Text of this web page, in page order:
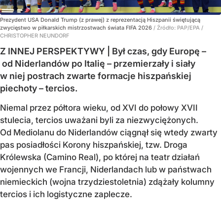
Prezydent USA Donald Trump (z prawej) z reprezentacją Hiszpanii świętującą
zwycięstwo w piłkarskich mistrzostwach świata FIFA 2026 / Źródło: PAP/EPA /
CHRISTOPHER NEUNDORF
Z INNEJ PERSPEKTYWY | Był czas, gdy Europę –
od Niderlandów po Italię – przemierzały i siały
w niej postrach zwarte formacje hiszpańskiej
piechoty – tercios.
Niemal przez półtora wieku, od XVI do połowy XVII
stulecia, tercios uważani byli za niezwyciężonych.
Od Mediolanu do Niderlandów ciągnął się wtedy zwarty
pas posiadłości Korony hiszpańskiej, tzw. Droga
Królewska (Camino Real), po której na teatr działań
wojennych we Francji, Niderlandach lub w państwach
niemieckich (wojna trzydziestoletnia) zdążały kolumny
tercios i ich logistyczne zaplecze.